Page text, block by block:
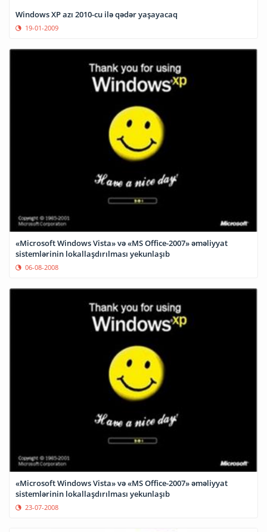
Windows XP azı 2010-cu ilə qədər yaşayacaq
19-01-2009
«Microsoft Windows Vista» və «MS Office-2007» əməliyyat
sistemlərinin lokallaşdırılması yekunlaşıb
06-08-2008
«Microsoft Windows Vista» və «MS Office-2007» əməliyyat
sistemlərinin lokallaşdırılması yekunlaşıb
23-07-2008